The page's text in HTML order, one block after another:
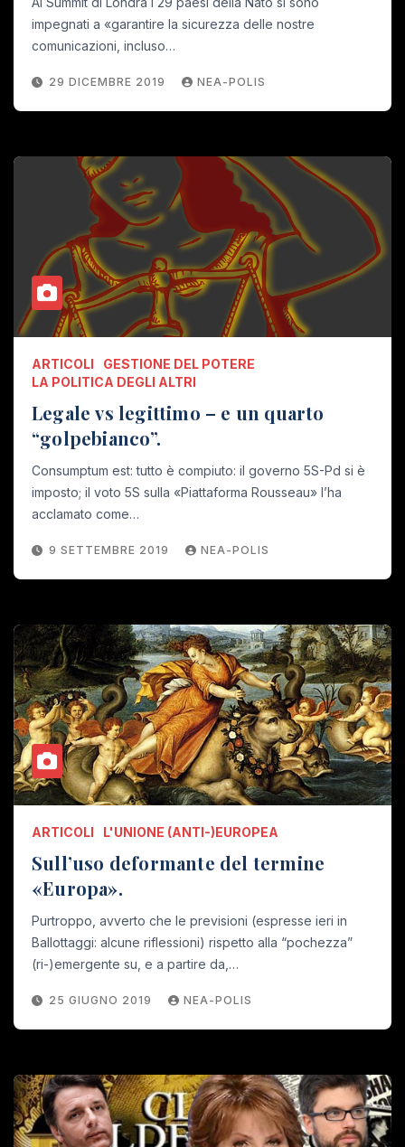
impegnati a «garantire la sicurezza delle nostre
comunicazioni, incluso…
29 DICEMBRE 2019 NEA-POLIS
ARTICOLI
GESTIONE DEL POTERE
LA POLITICA DEGLI ALTRI
Legale vs legittimo – e un quarto
“golpebianco”.
Consumptum est: tutto è compiuto: il governo 5S-Pd si è
imposto; il voto 5S sulla «Piattaforma Rousseau» l’ha
acclamato come…
9 SETTEMBRE 2019 NEA-POLIS
ARTICOLI L'UNIONE (ANTI-)EUROPEA
Sull’uso deformante del termine
«Europa».
Purtroppo, avverto che le previsioni (espresse ieri in
Ballottaggi: alcune riflessioni) rispetto alla “pochezza”
(ri-)emergente su, e a partire da,…
25 GIUGNO 2019 NEA-POLIS